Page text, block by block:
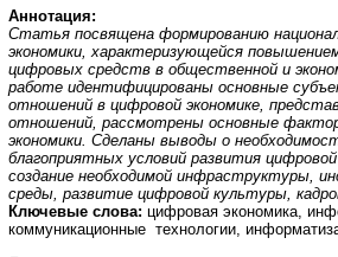
Аннотация:
Статья посвящена формированию
экономики, характеризующейся
цифровых средств в общественной и
работе идентифицированы основные
отношений в цифровой экономике,
отношений, рассмотрены основные
экономики. Сделаны выводы о
благоприятных условий развития
создание необходимой инфраструктуры,
среды, развитие цифровой культуры,
Ключевые слова: цифровая экономика,
коммуникационные технологии,